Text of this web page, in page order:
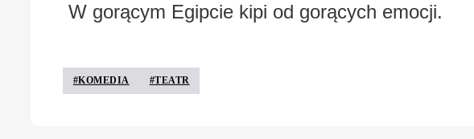
W gorącym Egipcie kipi od gorących emocji.
#KOMEDIA #TEATR